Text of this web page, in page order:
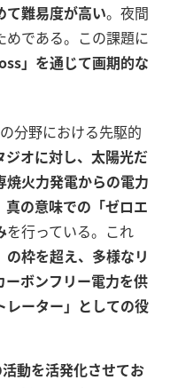
て難易度が高い。夜間
めである。この課題に
」を通じて画期的な
分野における先駆的
ジオに対し、太陽光だ
焼火力発電からの電力
の意味での「ゼロエ
を行っている。これ
枠を超え、多様なリ
ーボンフリー電力を供
レーター」としての役
動を活発化させてお